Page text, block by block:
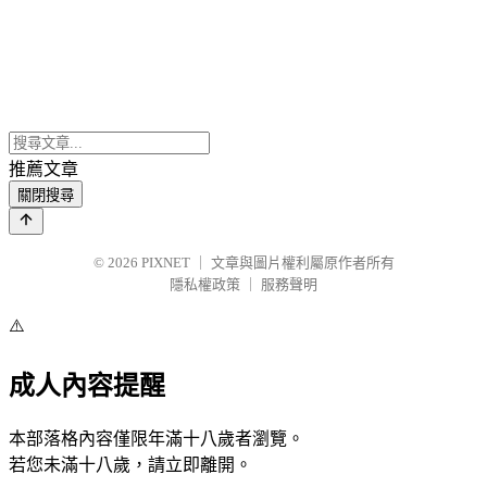
推薦文章
關閉搜尋
© 2026 PIXNET
文章與圖片權利屬原作者所有
隱私權政策
服務聲明
⚠️
成人內容提醒
本部落格內容僅限年滿十八歲者瀏覽。
若您未滿十八歲，請立即離開。